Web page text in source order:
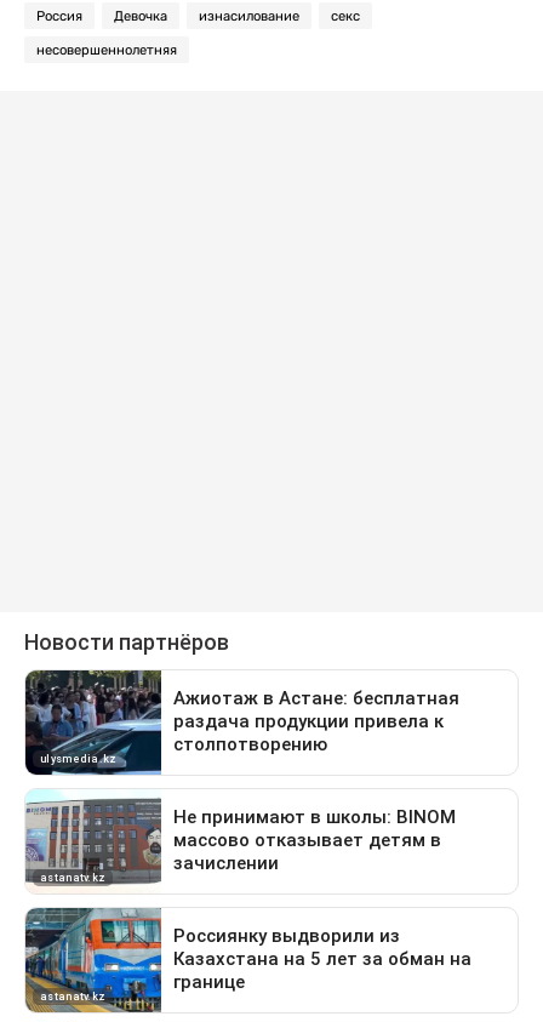
Россия Девочка изнасилование секс
несовершеннолетняя